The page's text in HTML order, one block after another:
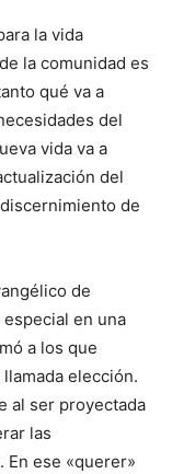
la vida
la comunidad es
qué va a
del
vida va a
del
de
de
en una
a los que
elección.
al ser proyectada
las
En ese «querer»